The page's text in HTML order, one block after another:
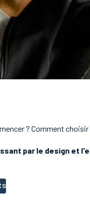
? Comment choisir
par le design et